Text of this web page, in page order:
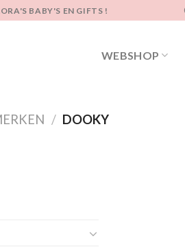
BABY'S EN GIFTS !
WEBSHOP
/ DOOKY